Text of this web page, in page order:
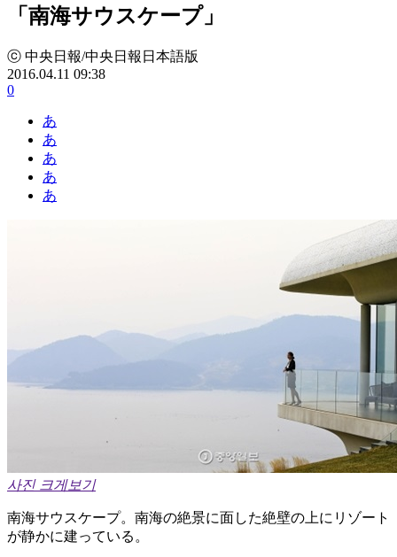
「南海サウスケープ」
ⓒ 中央日報/中央日報日本語版
2016.04.11 09:38
0
あ
あ
あ
あ
あ
사진 크게보기
南海サウスケープ。南海の絶景に面した絶壁の上にリゾート
が静かに建っている。